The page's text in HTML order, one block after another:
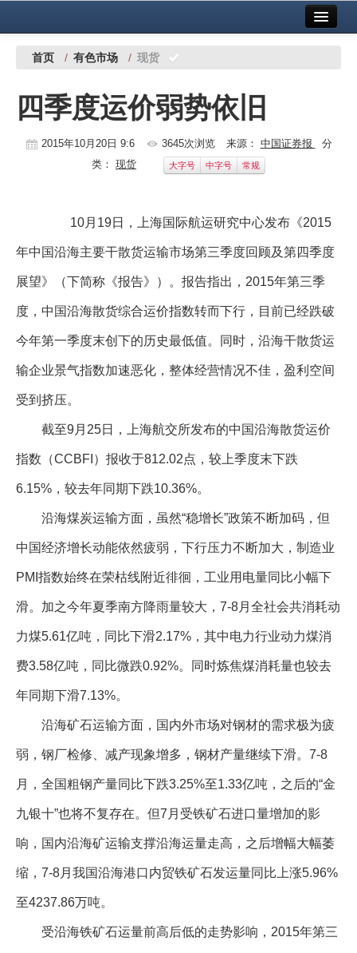
中国有色金属报社主办 广告服务
铜镍铅锌
铝
科技
镁钛
地矿 建设
党建工作
企业文化
首页 / 有色市场 / 现货
四季度运价弱势依旧
2015年10月20日 9:6 3645次浏览 来源： 中国证券报
分
类： 现货 大字号 中字号 常规
10月19日，上海国际航运研究中心发布《2015
年中国沿海主要干散货运输市场第三季度回顾及第四季度
展望》（下简称《报告》）。报告指出，2015年第三季
度，中国沿海散货综合运价指数转而下行，目前已经跌破
今年第一季度末创下的历史最低值。同时，沿海干散货运
输企业景气指数加速恶化，整体经营情况不佳，盈利空间
受到挤压。
截至9月25日，上海航交所发布的中国沿海散货运价
指数（CCBFI）报收于812.02点，较上季度末下跌
6.15%，较去年同期下跌10.36%。
沿海煤炭运输方面，虽然“稳增长”政策不断加码，但
中国经济增长动能依然疲弱，下行压力不断加大，制造业
PMI指数始终在荣枯线附近徘徊，工业用电量同比小幅下
滑。加之今年夏季南方降雨量较大，7-8月全社会共消耗动
力煤5.61亿吨，同比下滑2.17%，其中电力行业动力煤消
费3.58亿吨，同比微跌0.92%。同时炼焦煤消耗量也较去
年同期下滑7.13%。
沿海矿石运输方面，国内外市场对钢材的需求极为疲
弱，钢厂检修、减产现象增多，钢材产量继续下滑。7-8
月，全国粗钢产量同比下跌3.25%至1.33亿吨，之后的“金
九银十”也将不复存在。但7月受铁矿石进口量增加的影
响，国内沿海矿运输支撑沿海运量走高，之后增幅大幅萎
缩，7-8月我国沿海港口内贸铁矿石发运量同比上涨5.96%
至4237.86万吨。
受沿海铁矿石运量前高后低的走势影响，2015年第三